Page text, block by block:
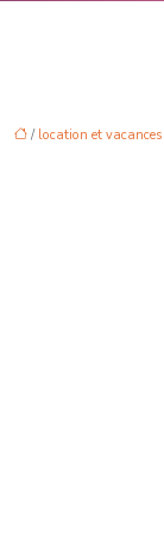
/ location et vacances